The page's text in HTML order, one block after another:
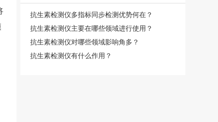
抗生素检测仪多指标同步检测优势何在？
抗生素检测仪主要在哪些领域进行使用？
抗生素检测仪对哪些领域影响角多？
抗生素检测仪有什么作用？